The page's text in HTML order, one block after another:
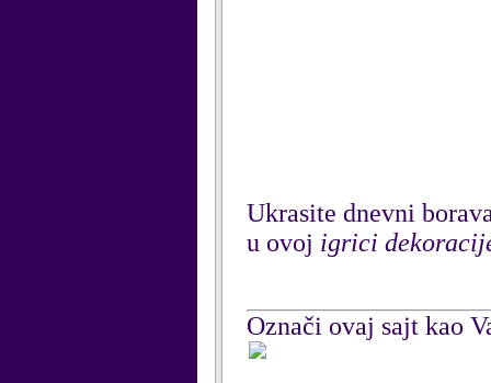
Ukrasite dnevni
u ovoj igrici
Označi ovaj sajt kao